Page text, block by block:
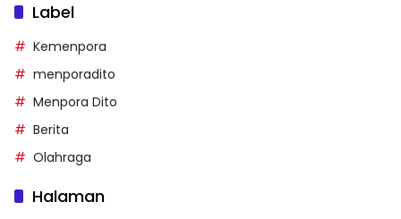
Label
Kemenpora
menporadito
Menpora Dito
Berita
Olahraga
Halaman